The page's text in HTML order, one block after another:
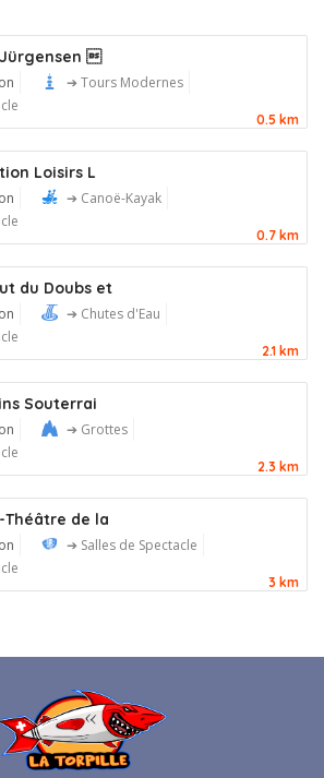

➔ Tours Modernes
0.5 km
Loisirs L
➔ Canoë-Kayak
0.7 km
du Doubs et
➔ Chutes d'Eau
2.1 km
Souterrai
➔ Grottes
2.3 km
Théâtre de la
➔ Salles de Spectacle
3 km